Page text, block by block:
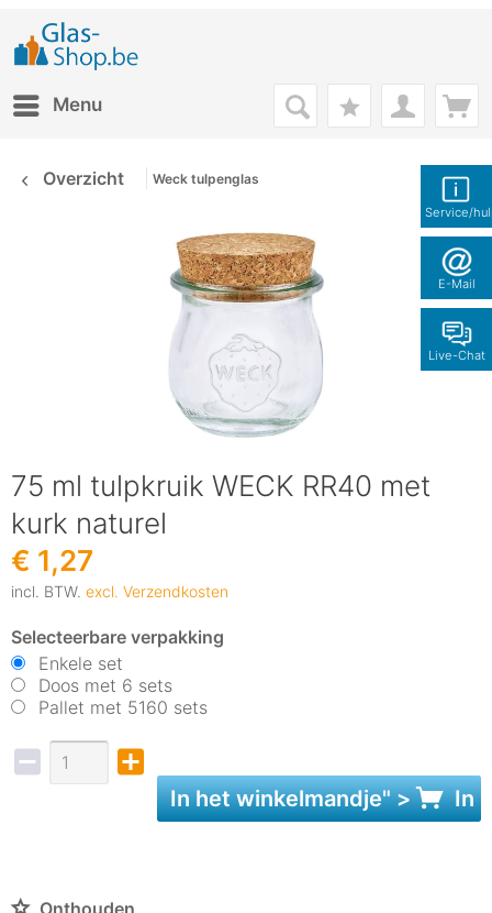
Service/
E-Mail
Live-Chat
Menu
Overzicht Weck tulpenglas
75 ml tulpkruik WECK RR40 met
kurk naturel
€ 1,27
incl. BTW. excl. Verzendkosten
Selecteerbare verpakking
Enkele set
Doos met 6 sets
Pallet met 5160 sets
In hetwinkelmandje" > In
Onthouden